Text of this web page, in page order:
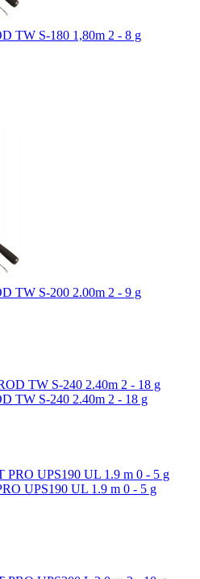
TW S-180 1,80m 2 - 8 g
TW S-200 2.00m 2 - 9 g
TW S-240 2.40m 2 - 18 g
UPS190 UL 1.9 m 0 - 5 g